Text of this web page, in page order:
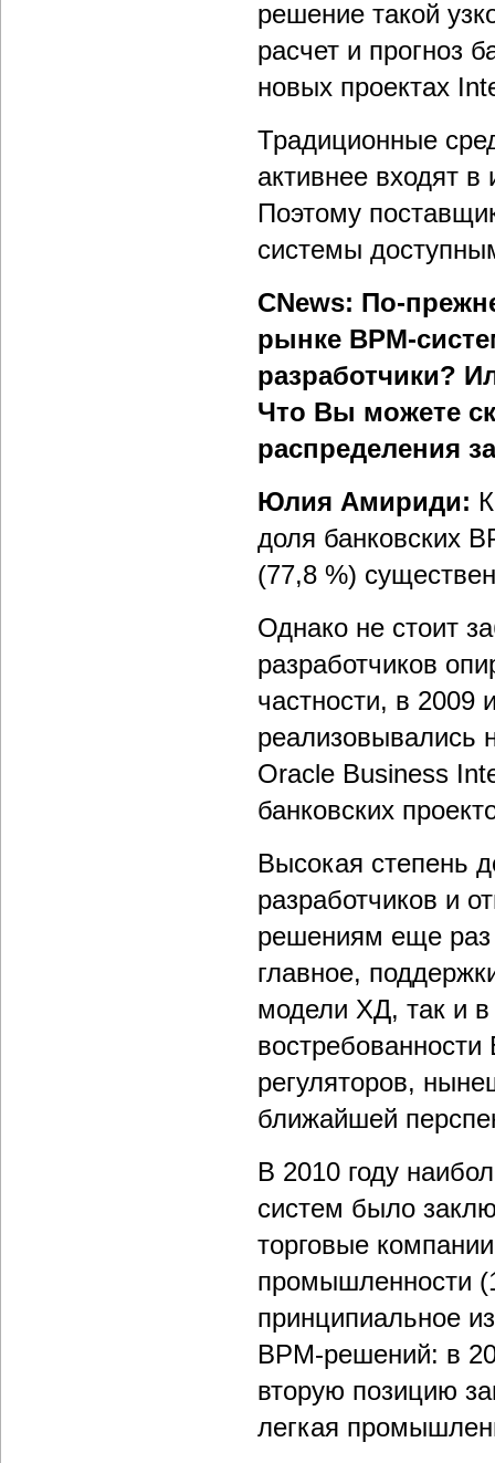
решение такой
расчет и прогноз
новых проектах
Традиционные
активнее входят в
Поэтому
системы
CNews: По-
рынке BPM-
разработчики?
Что Вы можете
распределения
Юлия Амириди:
доля банковских
(77,8 %)
Однако не стоит
разработчиков
частности, в 2009
реализовывались
Oracle Business
банковских
Высокая степень
разработчиков и
решениям еще раз
главное,
модели ХД, так и
регуляторов,
ближайшей
В 2010 году
систем было
торговые
промышленности
принципиальное
BPM-решений: в
вторую позицию
легкая